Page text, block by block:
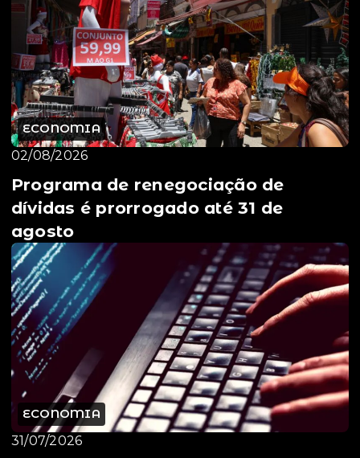
ECONOMIA
02/08/2026
Programa de renegociação de
dívidas é prorrogado até 31 de
agosto
ECONOMIA
31/07/2026